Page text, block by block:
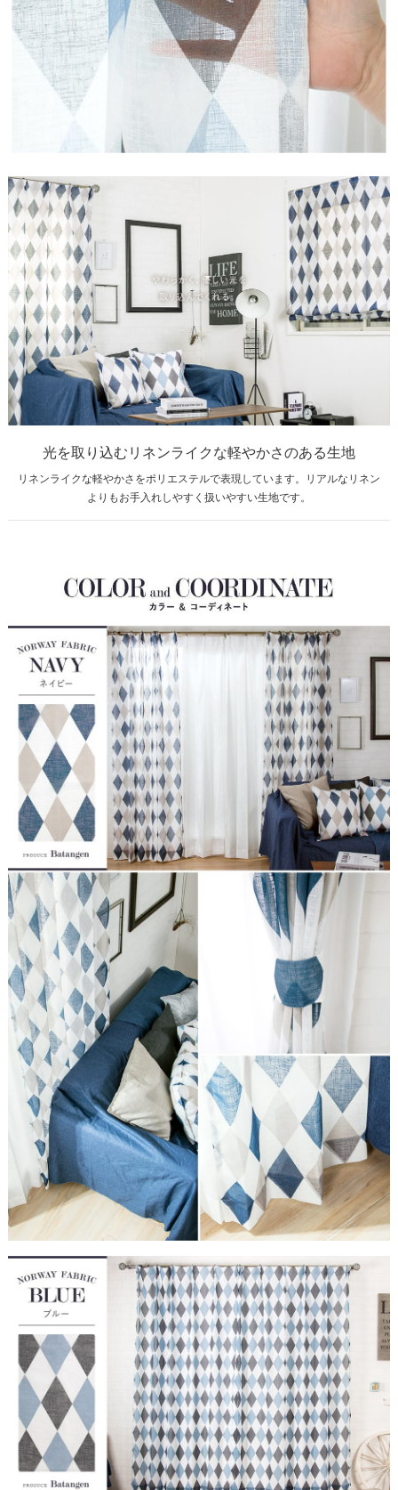
光を取り込むリネンライクな軽やかさのある生地
リネンライクな軽やかさをポリエステルで表現しています。リアルなリネン
よりもお手入れしやすく扱いやすい生地です。